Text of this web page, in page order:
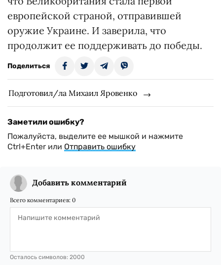
европейской страной, отправившей
оружие Украине. И заверила, что
продолжит ее поддерживать до победы.
Поделиться
Подготовил/ла Михаил Яровенко
Заметили ошибку?
Пожалуйста, выделите ее мышкой и нажмите
Ctrl+Enter или Отправить ошибку
Добавить комментарий
Всего комментариев: 0
Осталось символов: 2000